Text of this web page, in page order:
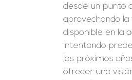
desde un punto
aprovechando la
disponible en la
intentando
los próximos
ofrecer una